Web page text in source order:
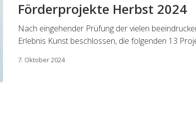
Förderprojekte Herbst 2024
Nach eingehender Prüfung der vielen
Erlebnis Kunst beschlossen, die folgenden 13
7. Oktober 2024